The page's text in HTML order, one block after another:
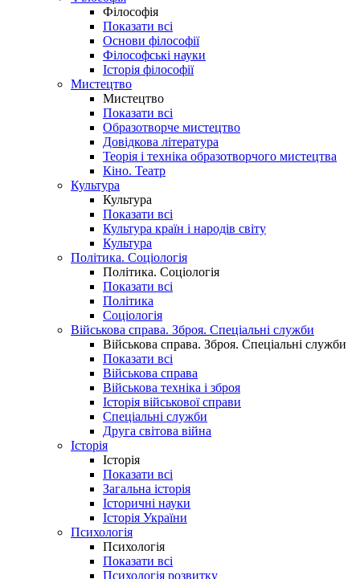
Філософія
Показати всі
Основи філософії
Філософські науки
Історія філософії
Мистецтво
Мистецтво
Показати всі
Образотворче мистецтво
Довідкова література
Теорія і техніка образотворчого мистецтва
Кіно. Театр
Культура
Культура
Показати всі
Культура країн і народів світу
Культура
Політика. Соціологія
Політика. Соціологія
Показати всі
Політика
Соціологія
Військова справа. Зброя. Спеціальні служби
Військова справа. Зброя. Спеціальні служби
Показати всі
Військова справа
Військова техніка і зброя
Історія військової справи
Спеціальні служби
Друга світова війна
Історія
Історія
Показати всі
Загальна історія
Історичні науки
Історія України
Психологія
Психологія
Показати всі
Психологія розвитку